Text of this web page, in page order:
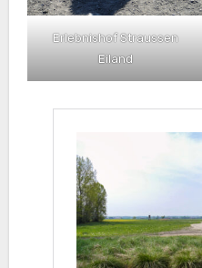
Erlebnishof Straussen
Eiland